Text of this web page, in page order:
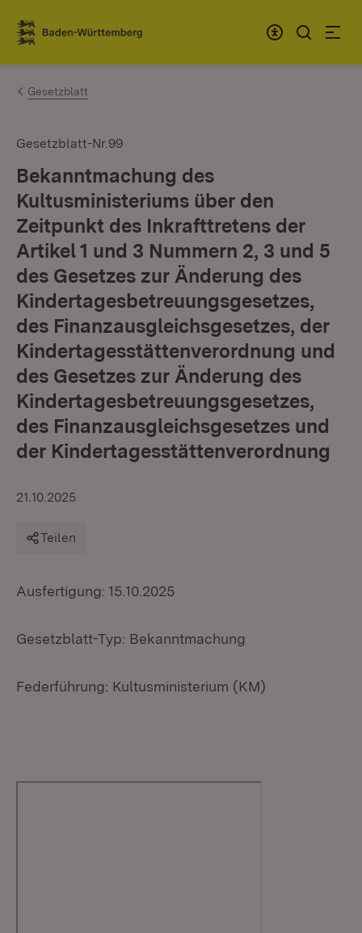
Zum Inhalt springen
Link zur Startseite
Gesetzblatt
Gesetzblatt-Nr.99
Bekanntmachung des
Kultusministeriums über den
Zeitpunkt des Inkrafttretens der
Artikel 1 und 3 Nummern 2, 3 und 5
des Gesetzes zur Änderung des
Kindertagesbetreuungsgesetzes,
des Finanzausgleichsgesetzes, der
Kindertagesstättenverordnung und
des Gesetzes zur Änderung des
Kindertagesbetreuungsgesetzes,
des Finanzausgleichsgesetzes und
der Kindertagesstättenverordnung
21.10.2025
Teilen
Ausfertigung: 15.10.2025
Gesetzblatt-Typ: Bekanntmachung
Federführung: Kultusministerium (KM)